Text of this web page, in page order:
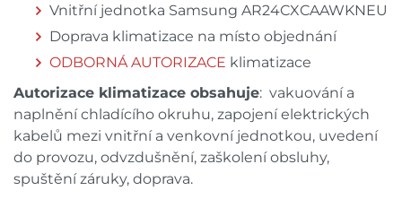
Vnitřní jednotka Samsung AR24CXCAAWKNEU
Doprava klimatizace na místo objednání
ODBORNÁ AUTORIZACE klimatizace
Autorizace klimatizace obsahuje: vakuování a
naplnění chladícího okruhu, zapojení elektrických
kabelů mezi vnitřní a venkovní jednotkou, uvedení
do provozu, odvzdušnění, zaškolení obsluhy,
spuštění záruky, doprava.